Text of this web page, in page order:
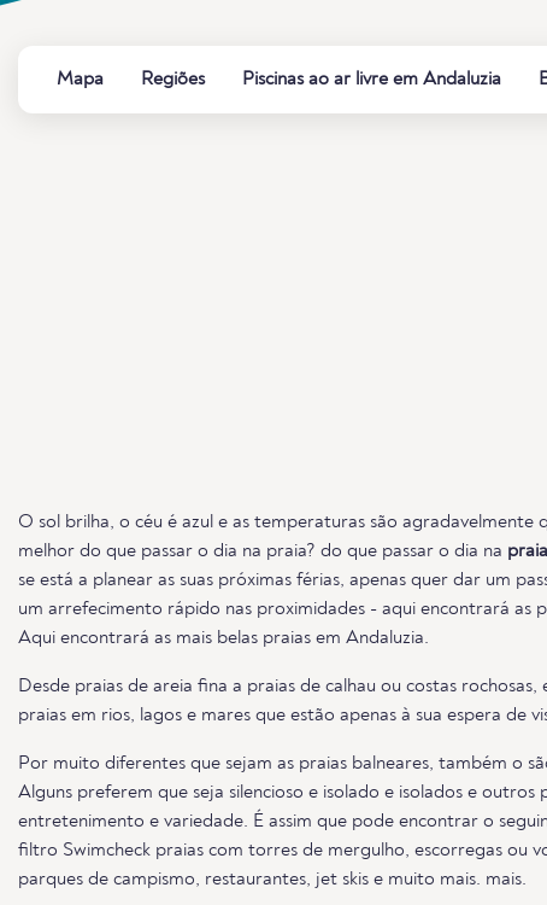
Mapa Regiões Piscinas ao ar livre em Andaluzia
O sol brilha, o céu é azul e as temperaturas são agradavelmente
melhor do que passar o dia na praia? do que passar o dia na
se está a planear as suas próximas férias, apenas quer dar um
um arrefecimento rápido nas proximidades - aqui encontrará as
Aqui encontrará as mais belas praias em Andaluzia.
Desde praias de areia fina a praias de calhau ou costas
praias em rios, lagos e mares que estão apenas à sua espera de
Por muito diferentes que sejam as praias balneares, também o
Alguns preferem que seja silencioso e isolado e isolados e outros
entretenimento e variedade. É assim que pode encontrar o
filtro Swimcheck praias com torres de mergulho, escorregas ou
parques de campismo, restaurantes, jet skis e muito mais. mais.